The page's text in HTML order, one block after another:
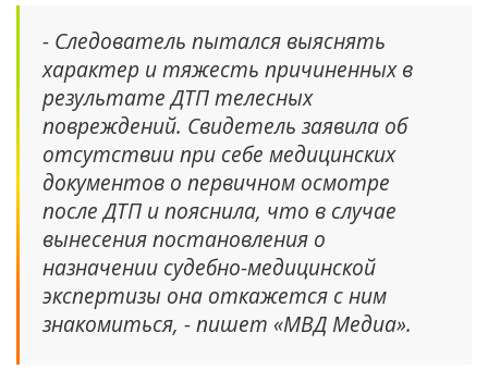
- Следователь пытался выяснять
характер и тяжесть причиненных в
результате ДТП телесных
повреждений. Свидетель заявила об
отсутствии при себе медицинских
документов о первичном осмотре
после ДТП и пояснила, что в случае
вынесения постановления о
назначении судебно-медицинской
экспертизы она откажется с ним
знакомиться, - пишет «МВД Медиа».